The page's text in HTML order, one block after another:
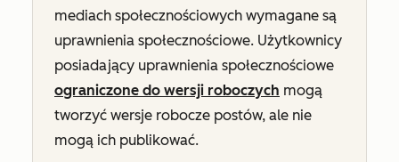
mediach społecznościowych wymagane są
uprawnienia społecznościowe. Użytkownicy
posiadający uprawnienia społecznościowe
ograniczone do wersji roboczych mogą
tworzyć wersje robocze postów, ale nie
mogą ich publikować.